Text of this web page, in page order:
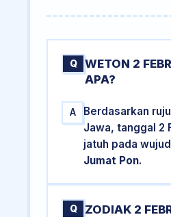
Q
WETON 2
APA?
A
Berdasarkan
Jawa, tanggal 2
jatuh pada
Jumat Pon.
Q
ZODIAK 2